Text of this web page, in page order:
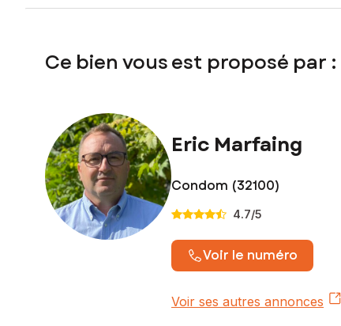
Dépôt de garantie : 550 €
Contactez votre conseiller SAFTI : Eric MARFAING, Tél.
Ce bien vous est proposé par :
Eric Marfaing
Condom (32100)
4.7/5
Voir le numéro
Voir ses autres annonces